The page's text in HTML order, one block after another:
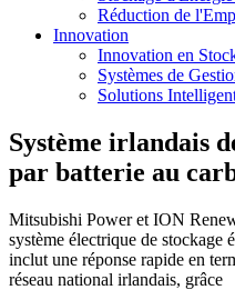
Réduction de
Innovation
Innovation en
Systèmes de
Solutions
Système irlandais
par batterie au
Mitsubishi Power et ION
système électrique de stockage
inclut une réponse rapide en
réseau national irlandais, grâce